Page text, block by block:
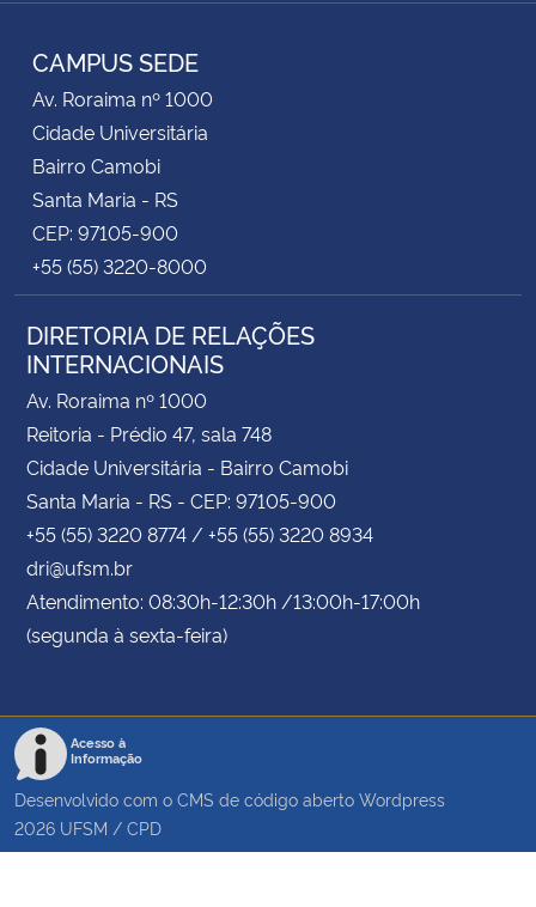
CAMPUS SEDE
Av. Roraima nº 1000
Cidade Universitária
Bairro Camobi
Santa Maria - RS
CEP: 97105-900
+55 (55) 3220-8000
DIRETORIA DE RELAÇÕES
INTERNACIONAIS
Av. Roraima nº 1000
Reitoria - Prédio 47, sala 748
Cidade Universitária - Bairro Camobi
Santa Maria - RS - CEP: 97105-900
+55 (55) 3220 8774 / +55 (55) 3220 8934
dri@ufsm.br
Atendimento: 08:30h-12:30h /13:00h-17:00h
(segunda à sexta-feira)
Acesso à
Informação
Desenvolvido com o CMS de código aberto Wordpress
2026 UFSM / CPD